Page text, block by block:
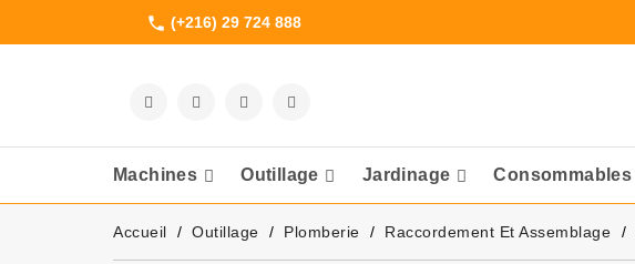
phone (+216) 29 724 888
Machines Outillage Jardinage Consommables
Accueil Outillage Plomberie Raccordement Et Assemblage